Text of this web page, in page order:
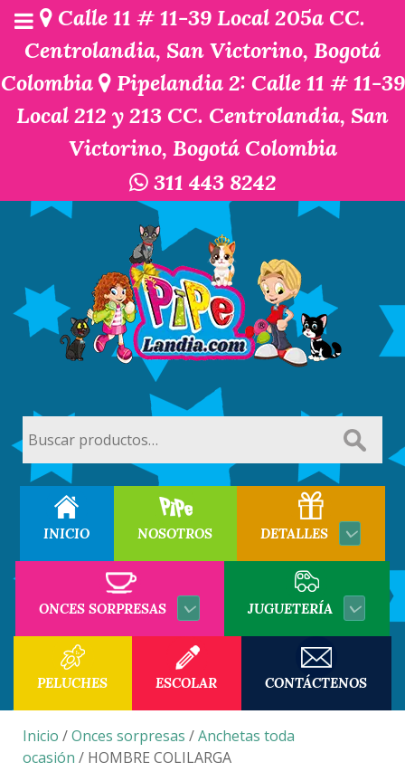
Calle 11 # 11-39 Local 205a CC.
Centrolandia, San Victorino, Bogotá
Colombia
Pipelandia 2: Calle 11 # 11-39
Local 212 y 213 CC. Centrolandia, San
Victorino, Bogotá Colombia
311 443 8242
por:
INICIO NOSOTROS DETALLES
ONCES SORPRESAS JUGUETERÍA
PELUCHES ESCOLAR CONTÁCTENOS
Inicio /Onces sorpresas /Anchetas toda
ocasión / HOMBRE COLILARGA